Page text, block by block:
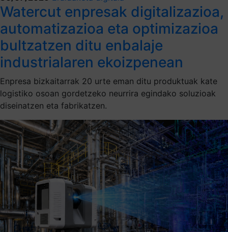
Watercut enpresak digitalizazioa,
automatizazioa eta optimizazioa
bultzatzen ditu enbalaje
industrialaren ekoizpenean
Enpresa bizkaitarrak 20 urte eman ditu produktuak kate
logistiko osoan gordetzeko neurrira egindako soluzioak
diseinatzen eta fabrikatzen.